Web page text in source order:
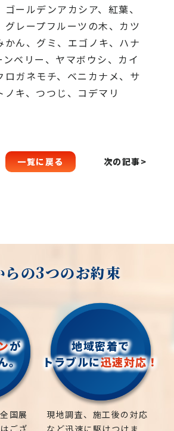
ールデンアカシア、紅葉、
グレープフルーツの木、カツ
かん、グミ、エゴノキ、ハナ
ンベリー、ヤマボウシ、カイ
ロガネモチ、ベニカナメ、サ
キ、つつじ、コデマリ
一覧に戻る 次の記事>
らの3つのお約束
が
。
国展
ござ
地域密着で
トラブルに迅速対応！
現地調査、施工後の対応
など迅速に駆けつけま